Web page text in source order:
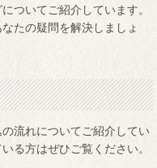
ついてご紹介しています。
たの疑問を解決しましょ
流れについてご紹介してい
る方はぜひご覧ください。